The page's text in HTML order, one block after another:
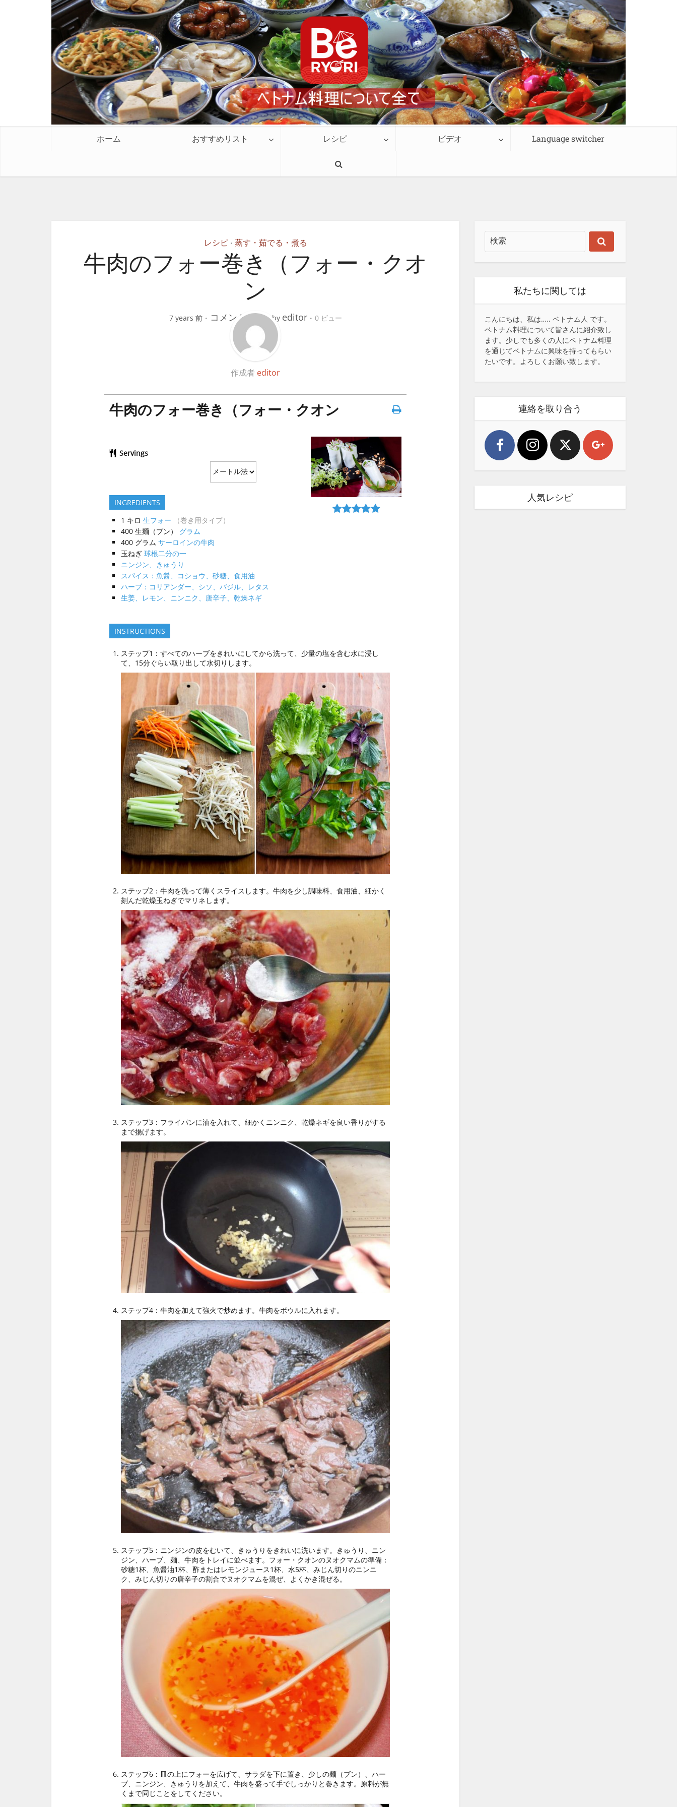
ホーム おすすめリスト レシピ ビデオ Language switcher
レシピ • 蒸す・茹でる・煮る
牛肉のフォー巻き（フォー・クオ
ン
7 years 前 コメントする by editor 0 ビュー
作成者 editor
牛肉のフォー巻き（フォー・クオン
Servings
INGREDIENTS
1 キロ 生フォー
（巻き用タイプ）
400 生麺（ブン）
グラム
400 グラム サーロインの牛肉
玉ねぎ 球根二分の一
ニンジン、きゅうり
スパイス：魚醤、コショウ、砂糖、食用油
ハーブ：コリアンダー、シソ、バジル、レタス
生姜、レモン、ニンニク、唐辛子、乾燥ネギ
INSTRUCTIONS
ステップ1：すべてのハーブをきれいにしてから洗って、少量の塩を含む水に浸し
て、15分ぐらい取り出して水切りします。
ステップ2：牛肉を洗って薄くスライスします。牛肉を少し調味料、食用油、細かく
刻んだ乾燥玉ねぎでマリネします。
ステップ3：フライパンに油を入れて、細かくニンニク、乾燥ネギを良い香りがする
まで揚げます。
ステップ4：牛肉を加えて強火で炒めます。牛肉をボウルに入れます。
ステップ5：ニンジンの皮をむいて、きゅうりをきれいに洗います。きゅうり、ニン
ジン、ハーブ、麺、牛肉をトレイに並べます。フォー・クオンのヌオクマムの準備：
砂糖1杯、魚醤油1杯、酢またはレモンジュース1杯、水5杯、みじん切りのニンニ
ク、みじん切りの唐辛子の割合でヌオクマムを混ぜ、よくかき混ぜる。
ステップ6：皿の上にフォーを広げて、サラダを下に置き、少しの麺（ブン）、ハー
ブ、ニンジン、きゅうりを加えて、牛肉を盛って手でしっかりと巻きます。原料が無
くまで同じことをしてください。
私たちに関しては
こんにちは、私は…., ベトナム人 です。
ベトナム料理について皆さんに紹介致し
ます。少しでも多くの人にベトナム料理
を通じてベトナムに興味を持ってもらい
たいです。よろしくお願い致します。
連絡を取り合う
人気レシピ